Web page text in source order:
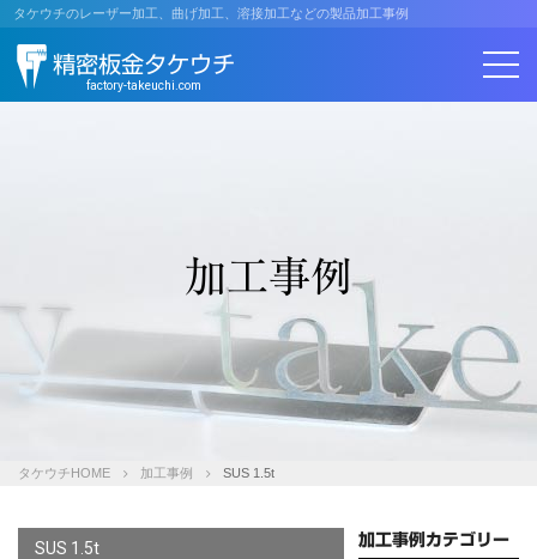
コタケウチのレーザー加工、曲げ加工、溶接加工などの製品加工事例
精密板金タケウチ
factory-takeuchi.com
加工事例
タケウチHOME 加工事例 SUS 1.5t
SUS 1.5t 加工事例カテゴリー